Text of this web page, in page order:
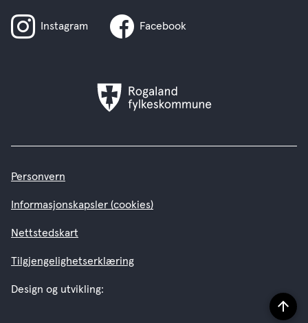
Instagram Facebook
Rogaland
fylkeskommune
Personvern
Informasjonskapsler (cookies)
Nettstedskart
Tilgjengelighetserklæring
Design og utvikling:
Til